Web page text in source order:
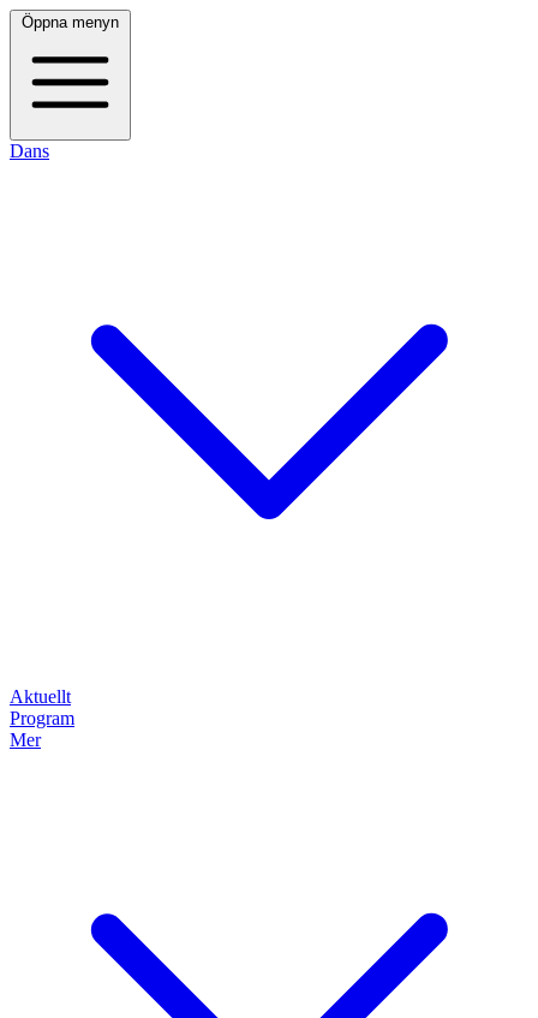
Öppna menyn
Dans
Aktuellt
Program
Mer